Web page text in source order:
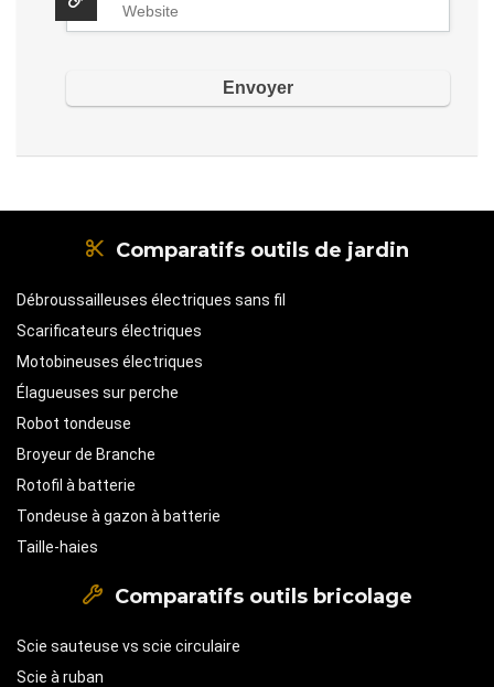
Comparatifs outils de jardin
Débroussailleuses électriques sans fil
Scarificateurs électriques
Motobineuses électriques
Élagueuses sur perche
Robot tondeuse
Broyeur de Branche
Rotofil à batterie
Tondeuse à gazon à batterie
Taille-haies
Comparatifs outils bricolage
Scie sauteuse vs scie circulaire
Scie à ruban